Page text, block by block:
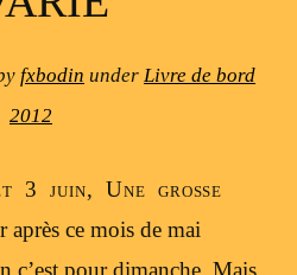
fxbodin under Livre de bord
2012
3 juin, Une grosse
après ce mois de mai
c’est pour dimanche. Mais